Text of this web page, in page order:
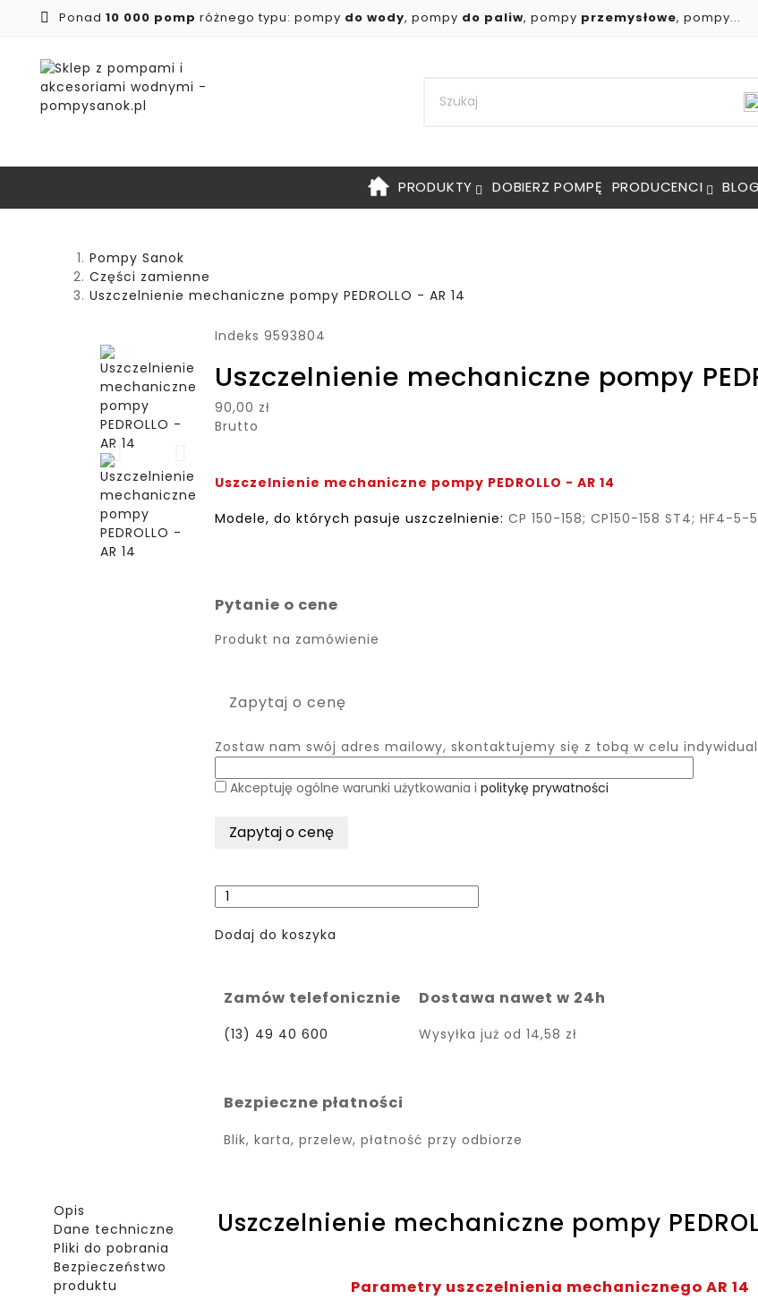
 Ponad 10 000 pomp różnego typu: pompy do wody, pompy do paliw, pompy przemysłowe, pompy...
PRODUKTY DOBIERZ POMPĘ PRODUCENCI BLOG
Pompy Sanok
Części zamienne
Uszczelnienie mechaniczne pompy PEDROLLO - AR 14
Indeks 9593804
Uszczelnienie mechaniczne pompy
90,00 zł
Brutto
Uszczelnienie mechaniczne pompy PEDROLLO - AR 14
Modele, do których pasuje uszczelnienie: CP 150-158; CP150-158 ST4; HF4-5-
Pytanie o cene
Produkt na zamówienie
Zapytaj o cenę
Zostaw nam swój adres mailowy, skontaktujemy się z tobą w celu
Akceptuję ogólne warunki użytkowania i politykę prywatności
Dodaj do koszyka
Zamów telefonicznie
(13) 49 40 600
Dostawa nawet w 24h
Wysyłka już od 14,58 zł
Bezpieczne płatności
Blik, karta, przelew, płatność przy odbiorze
Opis
Dane techniczne
Pliki do pobrania
Bezpieczeństwo
produktu
Uszczelnienie mechaniczne pompy
Parametry uszczelnienia mechanicznego AR 14